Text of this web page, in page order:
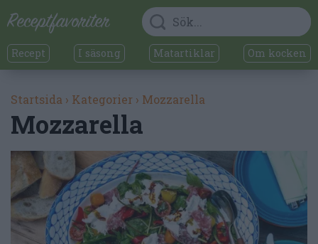
Recept I säsong Matartiklar Om kocken
Startsida › Kategorier › Mozzarella
Mozzarella